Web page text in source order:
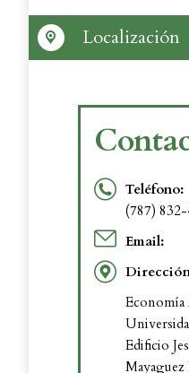
Localización
Teléfono:
(787)
Email:
Edificio
Mayaguez